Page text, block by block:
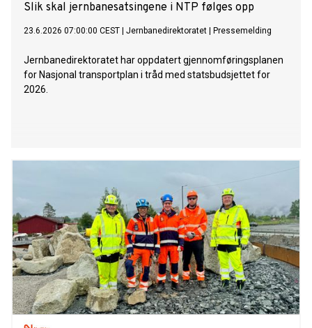
Slik skal jernbanesatsingene i NTP følges opp
23.6.2026 07:00:00 CEST Jernbanedirektoratet Pressemelding
Jernbanedirektoratet har oppdatert gjennomføringsplanen
for Nasjonal transportplan i tråd med statsbudsjettet for
2026.